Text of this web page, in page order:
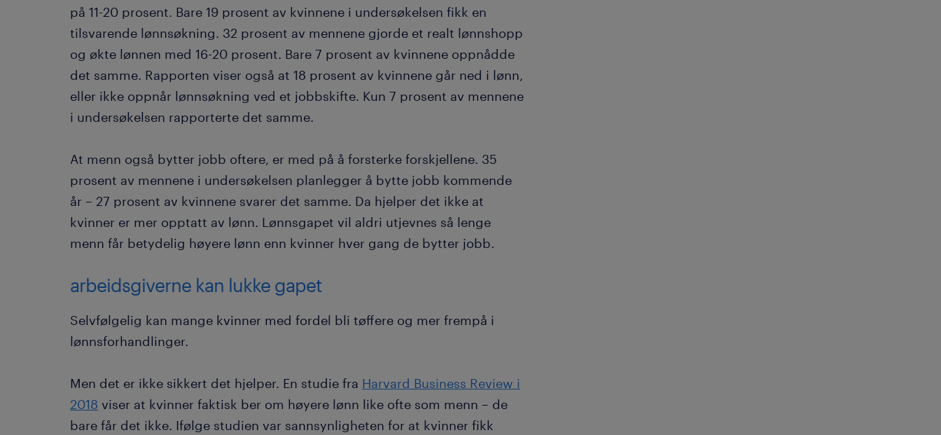
på 11-20 prosent. Bare 19 prosent av kvinnene i undersøkelsen fikk en
tilsvarende lønnsøkning. 32 prosent av mennene gjorde et realt lønnshopp
og økte lønnen med 16-20 prosent. Bare 7 prosent av kvinnene oppnådde
det samme. Rapporten viser også at 18 prosent av kvinnene går ned i lønn,
eller ikke oppnår lønnsøkning ved et jobbskifte. Kun 7 prosent av mennene
i undersøkelsen rapporterte det samme.
At menn også bytter jobb oftere, er med på å forsterke forskjellene. 35
prosent av mennene i undersøkelsen planlegger å bytte jobb kommende
år – 27 prosent av kvinnene svarer det samme. Da hjelper det ikke at
kvinner er mer opptatt av lønn. Lønnsgapet vil aldri utjevnes så lenge
menn får betydelig høyere lønn enn kvinner hver gang de bytter jobb.
arbeidsgiverne kan lukke gapet
Selvfølgelig kan mange kvinner med fordel bli tøffere og mer frempå i
lønnsforhandlinger.
Men det er ikke sikkert det hjelper. En studie fra Harvard Business Review i
2018 viser at kvinner faktisk ber om høyere lønn like ofte som menn – de
bare får det ikke. Ifølge studien var sannsynligheten for at kvinner fikk